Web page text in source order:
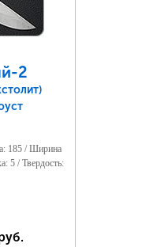
2
185 / Ширина
5 / Твердость: